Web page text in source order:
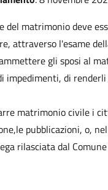
del matrimonio deve
attraverso l'esame
gli sposi al
impedimenti, di
matrimonio civile i
pubblicazioni, o,
rilasciata dal